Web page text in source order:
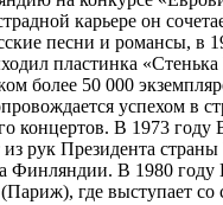
карьере он
песни и романсы, в
пластинка «Стенька
более 50 000
успехом в
концертов. В 1973 году
рук Президента
Финляндии. В 1980 году
где выступает со